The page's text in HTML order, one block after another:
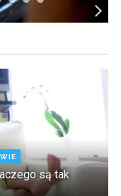
są tak